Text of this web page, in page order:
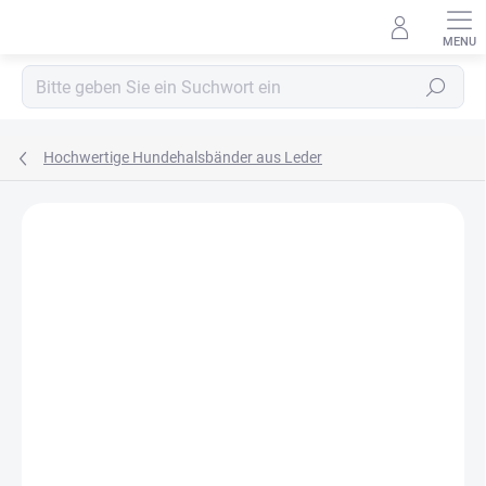
Suchen
Hochwertige Hundehalsbänder aus Leder